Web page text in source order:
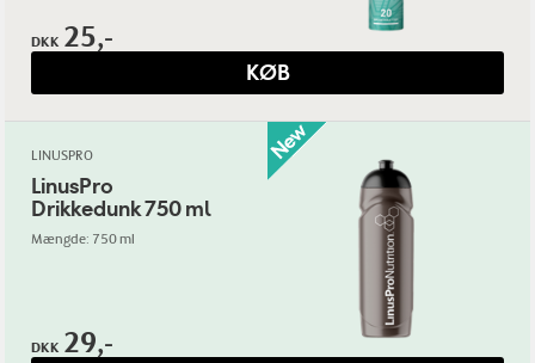
DKK 25,-
KØB
LINUSPRO
LinusPro
Drikkedunk 750 ml
Mængde: 750 ml
DKK 29,-